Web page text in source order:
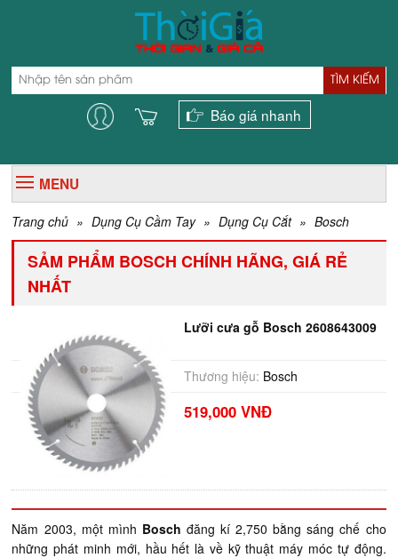
TÌM KIẾM
Báo giá nhanh
MENU
Trang chủ » Dụng Cụ Cầm Tay » Dụng Cụ Cắt » Bosch
SẢM PHẨM BOSCH CHÍNH HÃNG, GIÁ RẺ
NHẤT
Lưỡi cưa gỗ Bosch 2608643009
Thương hiệu: Bosch
519,000 VNĐ
Năm 2003, một mình Bosch đăng kí 2,750 bằng sáng chế cho
những phát minh mới, hầu hết là về kỹ thuật máy móc tự động.